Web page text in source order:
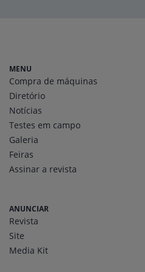
MENU
Compra de máquinas
Diretório
Notícias
Testes em campo
Galeria
Feiras
Assinar a revista
ANUNCIAR
Revista
Site
Media Kit